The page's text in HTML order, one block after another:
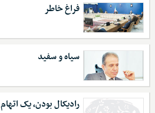
فراغ خاطر
سیاه و سفید
رادیکال بودن، یک اتهام